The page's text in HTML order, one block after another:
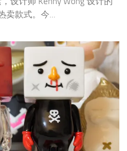
款式。今...